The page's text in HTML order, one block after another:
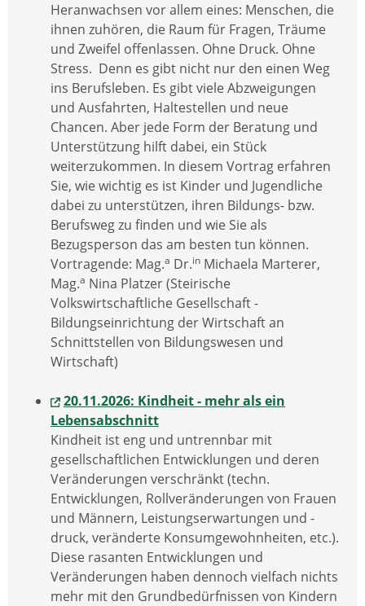
Heranwachsen vor allem eines: Menschen, die
ihnen zuhören, die Raum für Fragen, Träume
und Zweifel offenlassen. Ohne Druck. Ohne
Stress. Denn es gibt nicht nur den einen Weg
ins Berufsleben. Es gibt viele Abzweigungen
und Ausfahrten, Haltestellen und neue
Chancen. Aber jede Form der Beratung und
Unterstützung hilft dabei, ein Stück
weiterzukommen. In diesem Vortrag erfahren
Sie, wie wichtig es ist Kinder und Jugendliche
dabei zu unterstützen, ihren Bildungs- bzw.
Berufsweg zu finden und wie Sie als
Bezugsperson das am besten tun können.
Vortragende: Mag.a Dr.in Michaela Marterer,
Mag.a Nina Platzer (Steirische
Volkswirtschaftliche Gesellschaft -
Bildungseinrichtung der Wirtschaft an
Schnittstellen von Bildungswesen und
Wirtschaft)
20.11.2026: Kindheit - mehr als ein
Lebensabschnitt
Kindheit ist eng und untrennbar mit
gesellschaftlichen Entwicklungen und deren
Veränderungen verschränkt (techn.
Entwicklungen, Rollveränderungen von Frauen
und Männern, Leistungserwartungen und -
druck, veränderte Konsumgewohnheiten, etc.).
Diese rasanten Entwicklungen und
Veränderungen haben dennoch vielfach nichts
mehr mit den Grundbedürfnissen von Kindern